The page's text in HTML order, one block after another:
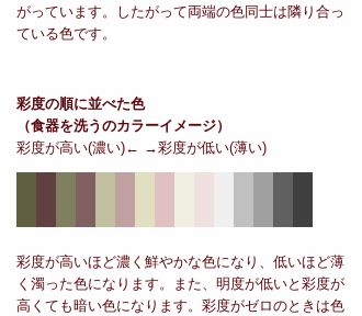
がっています。したがって両端の色同士は隣り合っ
ている色です。
彩度の順に並べた色
（食器を洗うのカラーイメージ）
彩度が高い(濃い)← →彩度が低い(薄い)
彩度が高いほど濃く鮮やかな色になり、低いほど薄
く濁った色になります。また、明度が低いと彩度が
高くても暗い色になります。彩度がゼロのときは色